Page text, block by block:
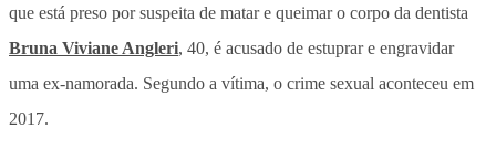
que está preso por suspeita de matar e queimar o corpo da dentista
Bruna Viviane Angleri, 40, é acusado de estuprar e engravidar
uma ex-namorada. Segundo a vítima, o crime sexual aconteceu em
2017.